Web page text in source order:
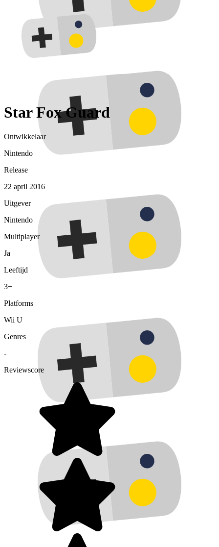
Star Fox Guard
Ontwikkelaar
Nintendo
Release
22 april 2016
Uitgever
Nintendo
Multiplayer
Ja
Leeftijd
3+
Platforms
Wii U
Genres
-
Reviewscore